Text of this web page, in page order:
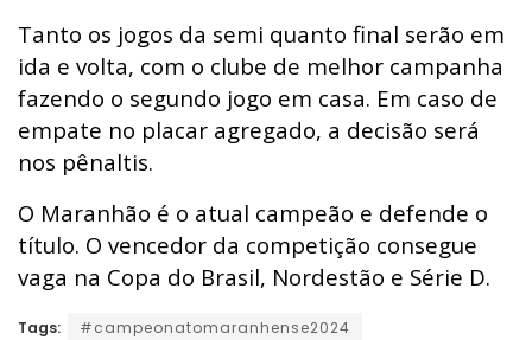
Tanto os jogos da semi quanto final serão em
ida e volta, com o clube de melhor campanha
fazendo o segundo jogo em casa. Em caso de
empate no placar agregado, a decisão será
nos pênaltis.
O Maranhão é o atual campeão e defende o
título. O vencedor da competição consegue
vaga na Copa do Brasil, Nordestão e Série D.
Tags:
#campeonatomaranhense2024